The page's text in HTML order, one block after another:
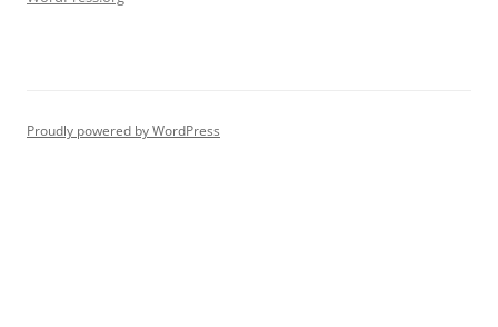
Proudly powered by WordPress